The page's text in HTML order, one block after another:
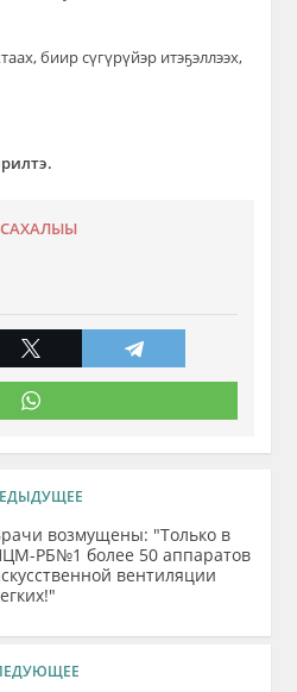
биир​ сүгүрүйэр итэҕэллээх,
САХАЛЫЫ
возмущены: "Только в
РБ№1 более 50 аппаратов
вентиляции